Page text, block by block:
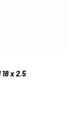
x 2.5